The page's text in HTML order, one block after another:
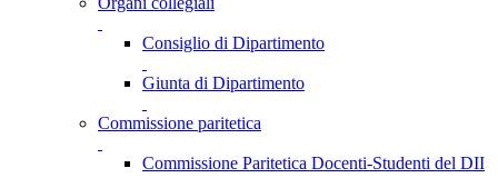
Consiglio di Dipartimento
Giunta di Dipartimento
Commissione paritetica
Commissione Paritetica Docenti-Studenti del DII